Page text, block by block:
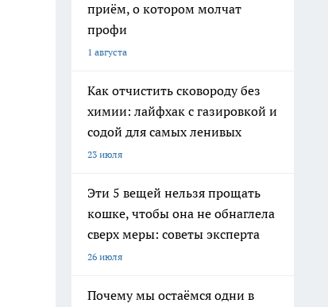
приём, о котором молчат
профи
1 августа
Как отчистить сковороду без
химии: лайфхак с газировкой и
содой для самых ленивых
23 июля
Эти 5 вещей нельзя прощать
кошке, чтобы она не обнаглела
сверх меры: советы эксперта
26 июля
Почему мы остаёмся одни в